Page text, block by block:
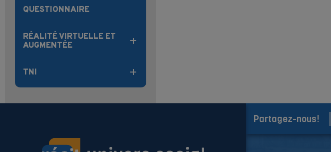
QUESTIONNAIRE
RÉALITÉ VIRTUELLE ET
AUGMENTÉE
TNI
Partagez-nous!